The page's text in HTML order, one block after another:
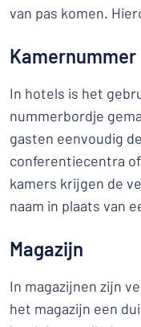
van pas komen.
Kamernummer
In hotels is het
nummerbordje
gasten eenvoudig
conferentiecentra
kamers krijgen de
naam in plaats van
Magazijn
In magazijnen zijn
het magazijn een